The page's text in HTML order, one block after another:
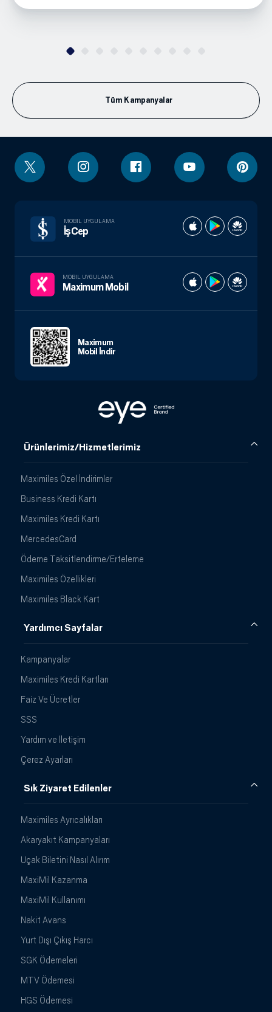
Tüm Kampanyalar
Ürünlerimiz/Hizmetlerimiz
Maximiles Özel İndirimler
Business Kredi Kartı
Maximiles Kredi Kartı
MercedesCard
Ödeme Taksitlendirme/Erteleme
Maximiles Özellikleri
Maximiles Black Kart
Yardımcı Sayfalar
Kampanyalar
Maximiles Kredi Kartları
Faiz Ve Ücretler
SSS
Yardım ve İletişim
Çerez Ayarları
Sık Ziyaret Edilenler
Maximiles Ayrıcalıkları
Akaryakıt Kampanyaları
Uçak Biletini Nasıl Alırım
MaxiMil Kazanma
MaxiMil Kullanımı
Nakit Avans
Yurt Dışı Çıkış Harcı
SGK Ödemeleri
MTV Ödemesi
HGS Ödemesi
MOBIL UYGULAMA
İşCep
MOBIL UYGULAMA
Maximum Mobil
Maximum
Mobil İndir